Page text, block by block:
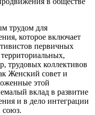
трудом для
которое вклю­чает
первичных
трудовых коллективов
Женский совет и
этой
вклад в развитие
и в дело интеграции
союз.